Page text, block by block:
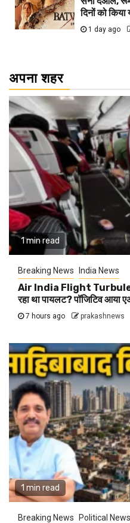
दिनों को किया
1 day ago
अपना शहर
1 min read
Breaking News India News
Air India Flight
रहा था पायलट? पॉजिटिव आया
7 hours ago prakashnews
1 min read
Breaking News Political News